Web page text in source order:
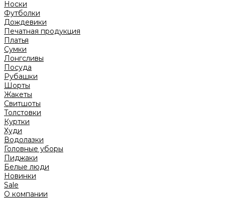
Носки
Футболки
Дождевики
Печатная продукция
Платья
Сумки
Лонгсливы
Посуда
Рубашки
Шорты
Жакеты
Свитшоты
Толстовки
Куртки
Худи
Водолазки
Головные уборы
Пиджаки
Белые люди
Новинки
Sale
О компании